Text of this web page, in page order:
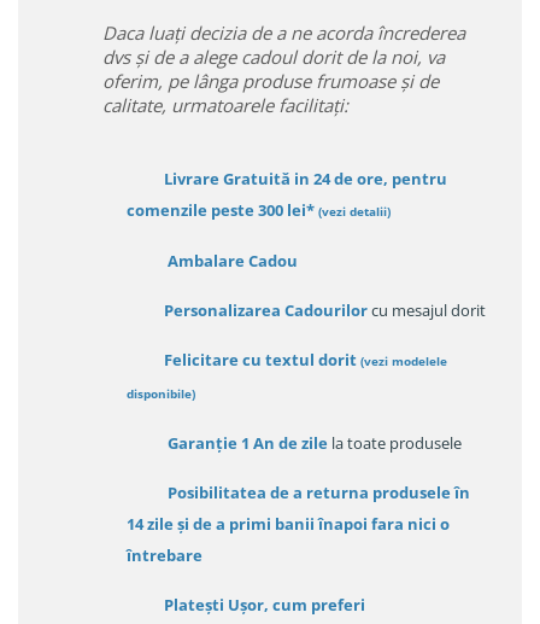
Daca luați decizia de a ne acorda încrederea
dvs și de a alege cadoul dorit de la noi, va
oferim, pe lânga produse frumoase și de
calitate, urmatoarele facilitați:
Livrare Gratuită in 24 de ore, pentru
comenzile peste 300 lei* (vezi detalii)
Ambalare Cadou
Personalizarea Cadourilorcu mesajul dorit
Felicitare cu textul dorit (vezi modelele
disponibile)
Garanție 1 An de zile la toate produsele
Posibilitatea de a returna produsele în
14 zileși de a primi banii înapoi fara nici o
întrebare
Platești Ușor, cum preferi